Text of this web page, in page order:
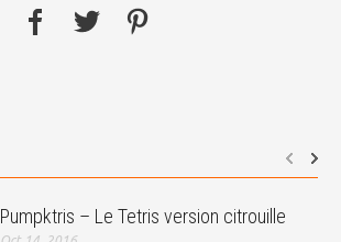
Pumpktris – Le Tetris version citrouille